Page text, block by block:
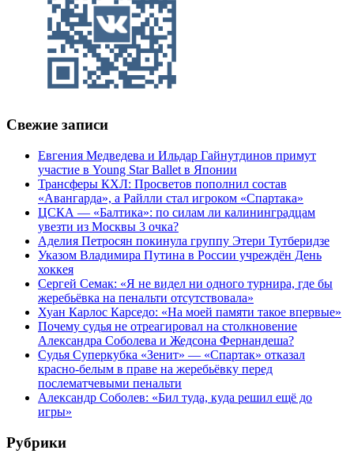
Свежие записи
Евгения Медведева и Ильдар Гайнутдинов примут
участие в Young Star Ballet в Японии
Трансферы КХЛ: Просветов пополнил состав
«Авангарда», а Райлли стал игроком «Спартака»
ЦСКА — «Балтика»: по силам ли калининградцам
увезти из Москвы 3 очка?
Аделия Петросян покинула группу Этери Тутберидзе
Указом Владимира Путина в России учреждён День
хоккея
Сергей Семак: «Я не видел ни одного турнира, где бы
жеребьёвка на пенальти отсутствовала»
Хуан Карлос Карседо: «На моей памяти такое впервые»
Почему судья не отреагировал на столкновение
Александра Соболева и Жедсона Фернандеша?
Судья Суперкубка «Зенит» — «Спартак» отказал
красно-белым в праве на жеребьёвку перед
послематчевыми пенальти
Александр Соболев: «Бил туда, куда решил ещё до
игры»
Рубрики